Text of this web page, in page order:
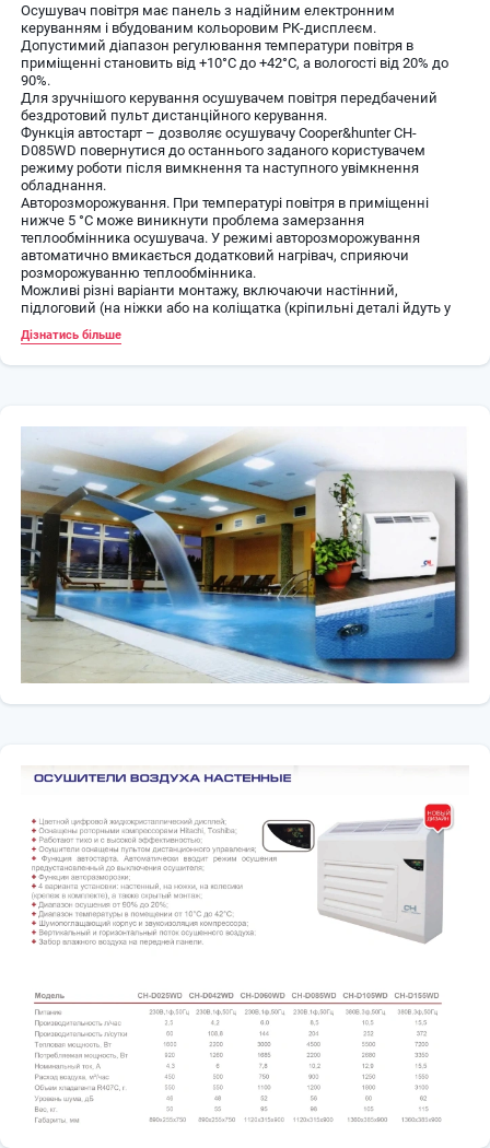
Осушувач повітря має панель з надійним електронним
керуванням і вбудованим кольоровим РК-дисплеєм.
Допустимий діапазон регулювання температури повітря в
приміщенні становить від +10°C до +42°C, а вологості від 20% до
90%.
Для зручнішого керування осушувачем повітря передбачений
бездротовий пульт дистанційного керування.
Функція автостарт – дозволяє осушувачу Cooper&hunter CH-
D085WD повернутися до останнього заданого користувачем
режиму роботи після вимкнення та наступного увімкнення
обладнання.
Авторозморожування. При температурі повітря в приміщенні
нижче 5 °C може виникнути проблема замерзання
теплообмінника осушувача. У режимі авторозморожування
автоматично вмикається додатковий нагрівач, сприяючи
розморожуванню теплообмінника.
Можливі різні варіанти монтажу, включаючи настінний,
підлоговий (на ніжки або на коліщатка (кріпильні деталі йдуть у
Залежно від монтажу передбачено можливість організації подачі
та Hitachi, що гарантує тривалий термін служби обладнання
загалом та високий рівень його ефективності. Поряд із
звукоізоляцією компресора та шумопоглинаючим корпусом це
забезпечує дуже низький рівень шуму при роботі осушувача.
Дізнатись більше